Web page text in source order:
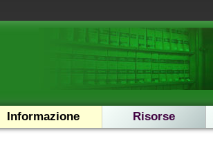
Informazione Risorse